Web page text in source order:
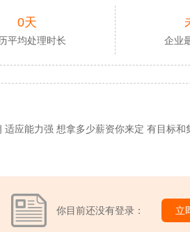
0天
平均处理时长 企业
应能力强 想拿多少薪资你来定 有目标
你目前还没有登录： 立